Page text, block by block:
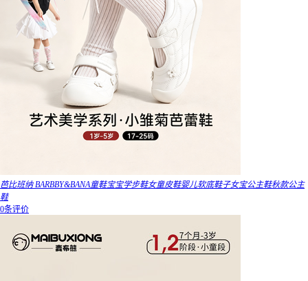
芭比班纳 BARBBY&BANA童鞋宝宝学步鞋女童皮鞋婴儿软底鞋子女宝公主鞋秋款公主
鞋
0条评价